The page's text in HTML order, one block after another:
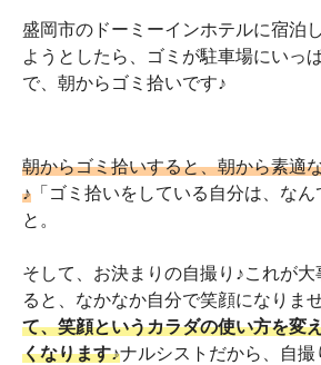
盛岡市のドーミーインホテルに宿泊
ようとしたら、ゴミが駐車場にいっ
で、朝からゴミ拾いです♪
朝からゴミ拾いすると、朝から素適
♪ 「ゴミ拾いをしている自分は、なん
と。
そして、お決まりの自撮り♪これが
ると、なかなか自分で笑顔になりませ
て、笑顔というカラダの使い方を変
くなります♪ナルシストだから、自